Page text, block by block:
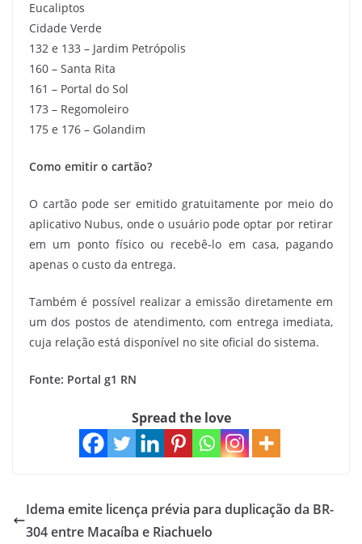
Eucaliptos
Cidade Verde
132 e 133 – Jardim Petrópolis
160 – Santa Rita
161 – Portal do Sol
173 – Regomoleiro
175 e 176 – Golandim
Como emitir o cartão?
O cartão pode ser emitido gratuitamente por meio do
aplicativo Nubus, onde o usuário pode optar por retirar
em um ponto físico ou recebê-lo em casa, pagando
apenas o custo da entrega.
Também é possível realizar a emissão diretamente em
um dos postos de atendimento, com entrega imediata,
cuja relação está disponível no site oficial do sistema.
Fonte: Portal g1 RN
Spread the love
Idema emite licença prévia para duplicação da BR-
304 entre Macaíba e Riachuelo